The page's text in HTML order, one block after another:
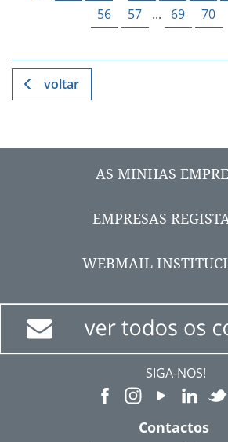
56
57 ... 69 70
voltar
AS MINHAS
EMPRESAS
WEBMAIL
SIGA-NOS!
Contactos